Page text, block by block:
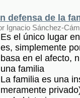
defensa de la
Ignacio Sánchez-
Es el único lugar
es, simplemente
basa en el afecto,
una familia
La familia es una
meramente